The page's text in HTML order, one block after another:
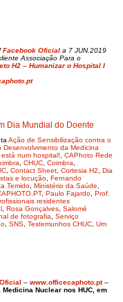
Facebook Oficial a 7 JUN.2019
Associação Para o
H2 – Humanizar o Hospital I
Dia Mundial do Doente
Ação de Sensibilização contra o
Desenvolvimento da Medicina
num hospital!
CAPhoto Rede
CHUC Coimbra
Contact Sheet Cortesia H2
Dia
e locução Fernando
Temido Ministério da Saúde
, Paulo Fajardo Prof.
residentes
Rosa Gonçalves Salomé
de fotografia
Serviço
SNS Testemunhos CHUC Um
– www.officecaphoto.pt–
Nuclear nos HUC, em